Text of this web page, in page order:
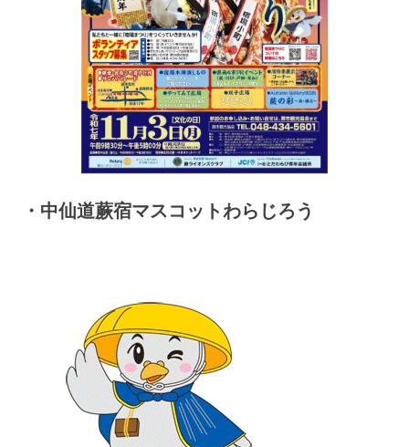
・中仙道蕨宿マスコットわらじろう